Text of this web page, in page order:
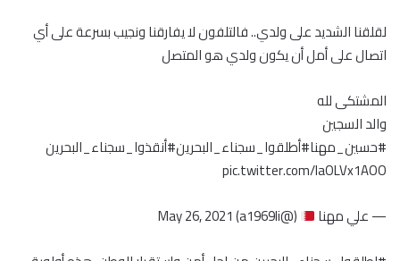
لقلقنا الشديد على ولدي.. فالتلفون لا يفارقنا ونجيب بسرعة على أي
اتصال على أمل أن يكون ولدي هو المتصل
المشتكى لله
والد السجين
#حسين_مهنا#أطلقوا_سجناء_البحرين#أنقذوا_سجناء_البحرين
pic.twitter.com/IaOLVx1AOO
— علي مهنا
(@a1969li)
May 26, 2021